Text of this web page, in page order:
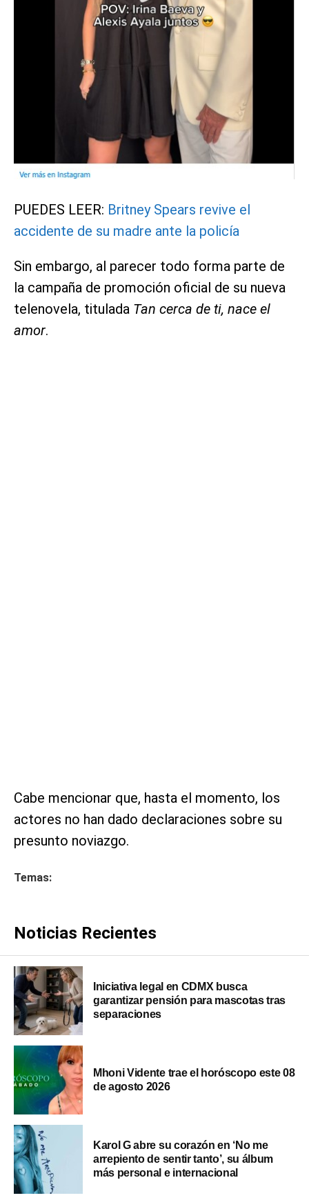
PUEDES LEER: Britney Spears revive el
accidente de su madre ante la policía
Sin embargo, al parecer todo forma parte de
la campaña de promoción oficial de su nueva
telenovela, titulada Tan cerca de ti, nace el
amor.
Cabe mencionar que, hasta el momento, los
actores no han dado declaraciones sobre su
presunto noviazgo.
Temas:
Noticias Recientes
Iniciativa legal en CDMX busca
garantizar pensión para mascotas tras
separaciones
Mhoni Vidente trae el horóscopo este 08
de agosto 2026
Karol G abre su corazón en ‘No me
arrepiento de sentir tanto’, su álbum
más personal e internacional